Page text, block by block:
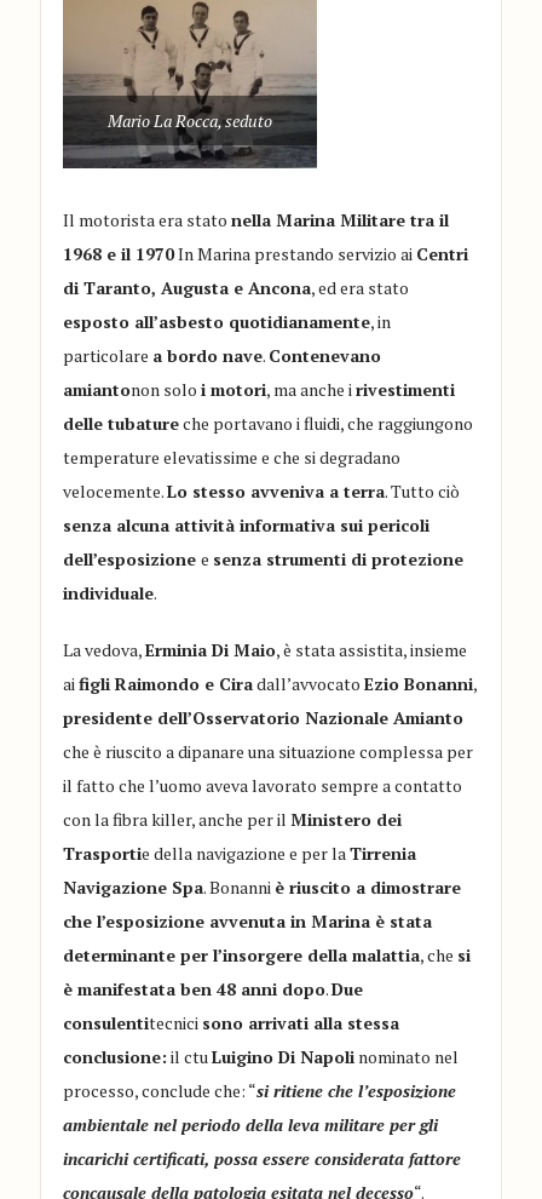
Mario La Rocca, seduto
Il motorista era statonella Marina Militare tra il
1968 e il 1970In Marina prestando servizio ai Centri
di Taranto, Augusta e Ancona, ed era stato
esposto all’asbesto quotidianamente, in
particolare a bordo nave. Contenevano
amiantonon soloi motori, ma anche irivestimenti
delle tubatureche portavano i fluidi, che raggiungono
temperature elevatissime e che si degradano
velocemente.Lo stesso avveniva a terra. Tutto ciò
senza alcuna attività informativa sui pericoli
dell’esposizionee senza strumenti di protezione
individuale.
La vedova,Erminia Di Maio, è stata assistita, insieme
aifigli Raimondo e Ciradall’avvocatoEzio Bonanni,
presidente dell’Osservatorio Nazionale Amianto
che è riuscito a dipanare una situazione complessa per
il fatto che l’uomo aveva lavorato sempre a contatto
con la fibra killer, anche per il Ministero dei
Trasportie della navigazione e per laTirrenia
Navigazione Spa. Bonanni è riuscito a dimostrare
che l’esposizione avvenuta in Marina è stata
determinante per l’insorgere della malattia, che si
è manifestata ben 48 anni dopo.Due
consulentitecnici sono arrivati alla stessa
conclusione: il ctuLuigino Di Napoli nominato nel
processo, conclude che: “si ritiene che l’esposizione
ambientale nel periodo della leva militare per gli
incarichi certificati, possa essere considerata fattore
concausale della patologia esitata nel decesso“.